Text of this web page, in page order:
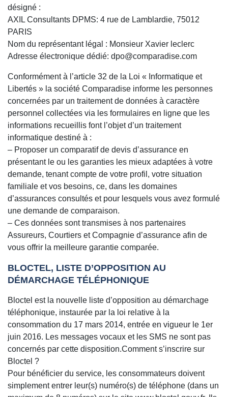
désigné :
AXIL Consultants DPMS: 4 rue de Lamblardie, 75012
PARIS
Nom du représentant légal : Monsieur Xavier leclerc
Adresse électronique dédié: dpo@comparadise.com
Conformément à l’article 32 de la Loi « Informatique et
Libertés » la société Comparadise informe les personnes
concernées par un traitement de données à caractère
personnel collectées via les formulaires en ligne que les
informations recueillis font l’objet d’un traitement
informatique destiné à :
– Proposer un comparatif de devis d’assurance en
présentant le ou les garanties les mieux adaptées à votre
demande, tenant compte de votre profil, votre situation
familiale et vos besoins, ce, dans les domaines
d’assurances consultés et pour lesquels vous avez formulé
une demande de comparaison.
– Ces données sont transmises à nos partenaires
Assureurs, Courtiers et Compagnie d’assurance afin de
vous offrir la meilleure garantie comparée.
BLOCTEL, LISTE D’OPPOSITION AU
DÉMARCHAGE TÉLÉPHONIQUE
Bloctel est la nouvelle liste d’opposition au démarchage
téléphonique, instaurée par la loi relative à la
consommation du 17 mars 2014, entrée en vigueur le 1er
juin 2016. Les messages vocaux et les SMS ne sont pas
concernés par cette disposition.Comment s’inscrire sur
Bloctel ?
Pour bénéficier du service, les consommateurs doivent
simplement entrer leur(s) numéro(s) de téléphone (dans un